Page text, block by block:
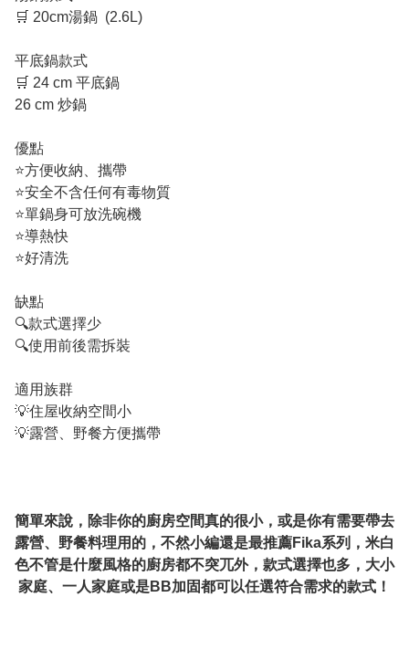
🛒 20cm湯鍋  (2.6L)
平底鍋款式
🛒 24 cm 平底鍋
26 cm 炒鍋
優點
⭐️方便收納、攜帶
⭐️安全不含任何有毒物質
⭐️單鍋身可放洗碗機
⭐️導熱快
⭐️好清洗
缺點
🔍款式選擇少
🔍使用前後需拆裝
適用族群
💡住屋收納空間小
💡露營、野餐方便攜帶
簡單來說，除非你的廚房空間真的很小，或是你有需要帶去
露營、野餐料理用的，不然小編還是最推薦Fika系列，米白
色不管是什麼風格的廚房都不突兀外，款式選擇也多，大小
家庭、一人家庭或是BB加固都可以任選符合需求的款式！